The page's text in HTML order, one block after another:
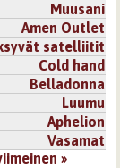
Muusani
Amen Outlet
satelliitit
Cold hand
Belladonna
Luumu
Aphelion
Vasamat
»